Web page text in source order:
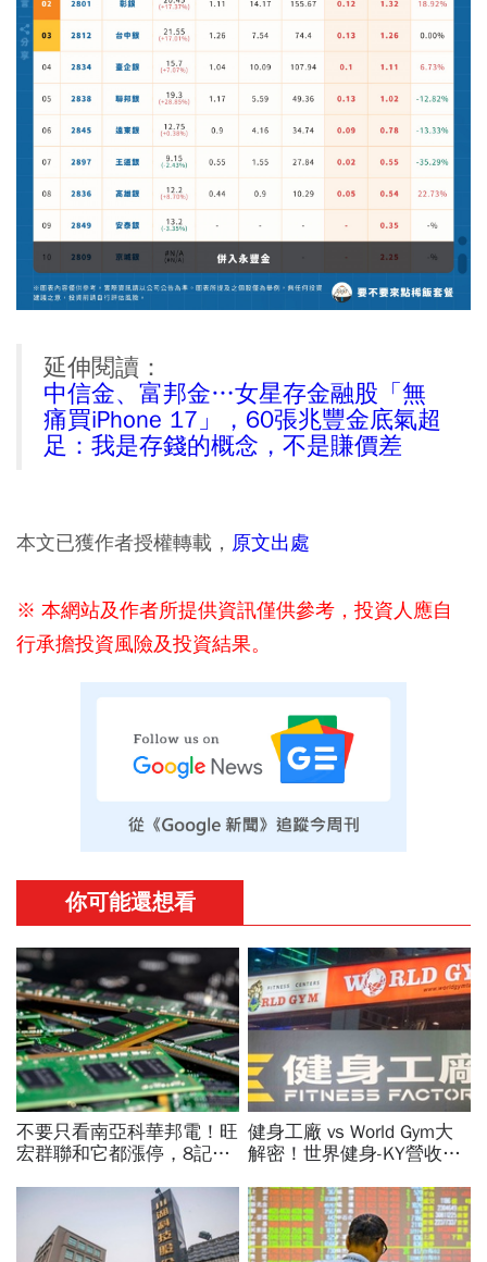
延伸閱讀：
中信金、富邦金…女星存金融股「無
痛買iPhone 17」，60張兆豐金底氣超
足：我是存錢的概念，不是賺價差
本文已獲作者授權轉載， 原文出處
※ 本網站及作者所提供資訊僅供參考，投資人應自
行承擔投資風險及投資結果。